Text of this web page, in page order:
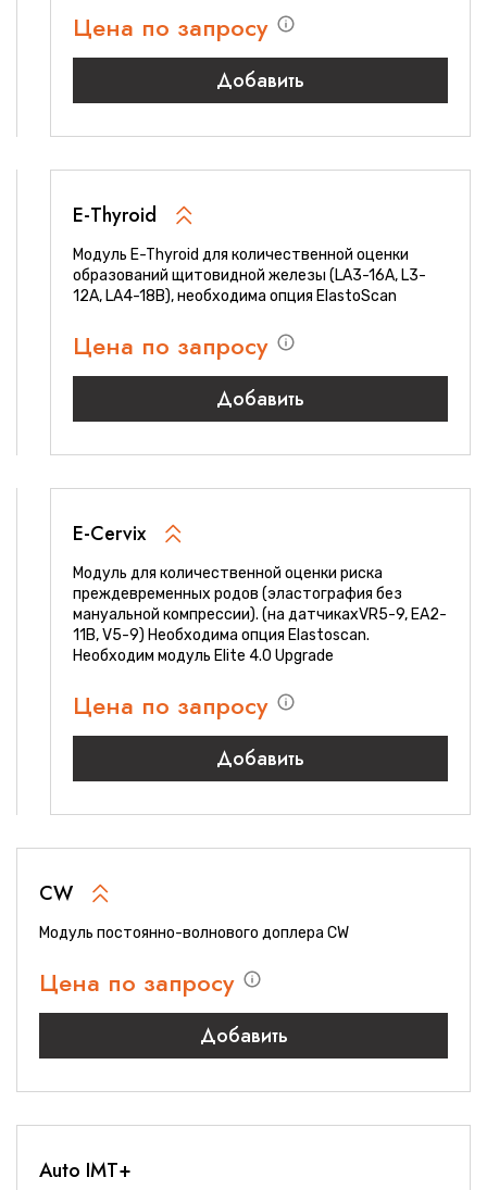
Цена по запросу
Добавить
E-Thyroid
Модуль E-Thyroid для количественной оценки
образований щитовидной железы (LA3-16A, L3-
12A, LA4-18B), необходима опция ElastoScan
Цена по запросу
Добавить
E-Cervix
Модуль для количественной оценки риска
преждевременных родов (эластография без
мануальной компрессии). (на датчикахVR5-9, EA2-
11B, V5-9) Необходима опция Elastoscan.
Необходим модуль Elite 4.0 Upgrade
Цена по запросу
Добавить
CW
Модуль постоянно-волнового доплера CW
Цена по запросу
Добавить
Auto IMT+